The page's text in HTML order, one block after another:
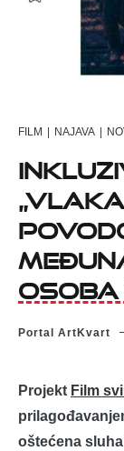
FILM | NAJAVA |
Portal ArtKvart
Projekt Film
oštećena